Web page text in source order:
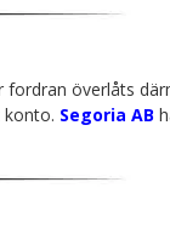
fordran överlåts
konto. Segoria AB